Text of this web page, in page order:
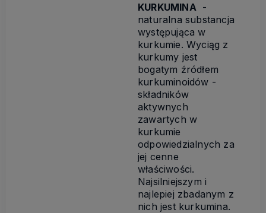
KURKUMINA -
naturalna substancja
występująca w
kurkumie. Wyciąg z
kurkumy jest
bogatym źródłem
kurkuminoidów -
składników
aktywnych
zawartych w
kurkumie
odpowiedzialnych za
jej cenne
właściwości.
Najsilniejszym i
najlepiej zbadanym z
nich jest kurkumina.